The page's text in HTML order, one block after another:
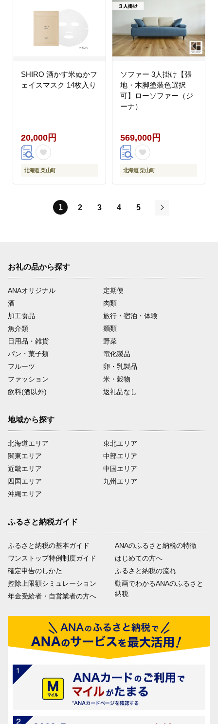
SHIRO 酒かす米ぬかフ
ェイスマスク 14枚入り
20,000円
北海道 栗山町
ソファー 3人掛け【張
地・木脚塗装色選択
可】ローソファー（ジ
ーナ）
569,000円
北海道 栗山町
1 2 3 4
5
お礼の品から探す
ANAオリジナル
定期便
酒
肉類
加工食品
旅行・宿泊・体験
魚介類
麺類
日用品・雑貨
野菜
パン・菓子類
電化製品
フルーツ
卵・乳製品
ファッション
米・穀物
飲料(酒以外)
返礼品なし
地域から探す
北海道エリア
関東エリア
近畿エリア
四国エリア
沖縄エリア
東北エリア
中部エリア
中国エリア
九州エリア
ふるさと納税ガイド
ふるさと納税の基本ガイド
ワンストップ特例制度ガイド
確定申告のしかた
控除上限額シミュレーション
年金受給者・自営業者の方へ
ANAのふるさと納税の特徴
はじめての方へ
ふるさと納税の流れ
動画でわかるANAのふるさと
納税